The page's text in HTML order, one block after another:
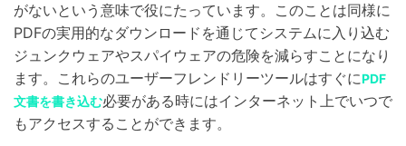
がないという意味で役にたっています。このことは同様に
PDFの実用的なダウンロードを通じてシステムに入り込む
ジュンクウェアやスパイウェアの危険を減らすことになり
ます。これらのユーザーフレンドリーツールはすぐにPDF
文書を書き込む必要がある時にはインターネット上でいつで
もアクセスすることができます。